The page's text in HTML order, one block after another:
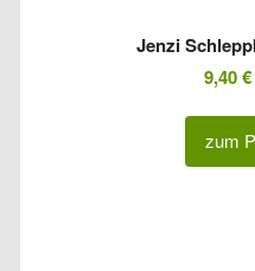
Jenzi
9,40€
zum